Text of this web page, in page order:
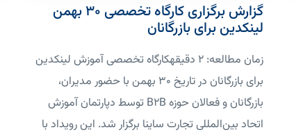
گزارش برگزاری کارگاه تخصصی ۳۰ بهمن
لینکدین برای بازرگانان
زمان مطالعه: 2 دقیقهکارگاه تخصصی آموزش لینکدین
برای بازرگانان در تاریخ ۳۰ بهمن با حضور مدیران،
بازرگانان و فعالان حوزه B2B توسط دپارتمان آموزش
اتحاد بین‌المللی تجارت ساینا برگزار شد. این رویداد با